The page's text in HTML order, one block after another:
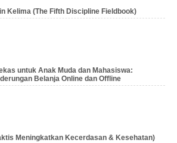
Kelima (The Fifth Discipline Fieldbook)
untuk Anak Muda dan Mahasiswa:
Belanja Online dan Offline
Meningkatkan Kecerdasan & Kesehatan)